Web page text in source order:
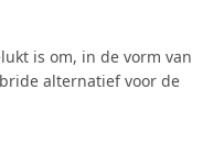
is om, in de vorm van
alternatief voor de